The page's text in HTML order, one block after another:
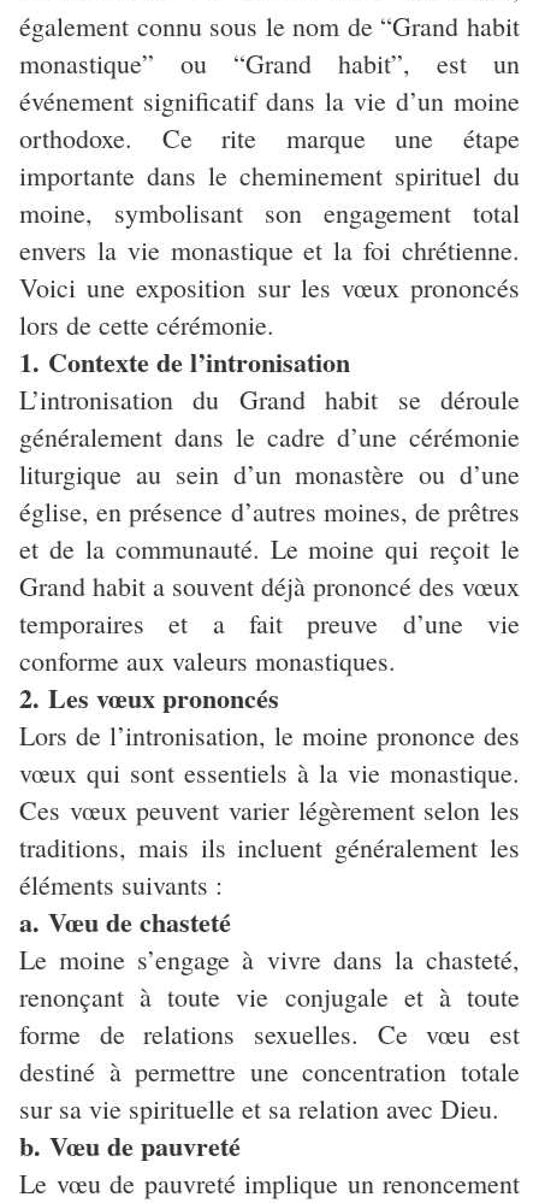
également connu sous le nom de “Grand habit
monastique” ou “Grand habit”, est un
événement significatif dans la vie d’un moine
orthodoxe. Ce rite marque une étape
importante dans le cheminement spirituel du
moine, symbolisant son engagement total
envers la vie monastique et la foi chrétienne.
Voici une exposition sur les vœux prononcés
lors de cette cérémonie.
1. Contexte de l’intronisation
L’intronisation du Grand habit se déroule
généralement dans le cadre d’une cérémonie
liturgique au sein d’un monastère ou d’une
église, en présence d’autres moines, de prêtres
et de la communauté. Le moine qui reçoit le
Grand habit a souvent déjà prononcé des vœux
temporaires et a fait preuve d’une vie
conforme aux valeurs monastiques.
2. Les vœux prononcés
Lors de l’intronisation, le moine prononce des
vœux qui sont essentiels à la vie monastique.
Ces vœux peuvent varier légèrement selon les
traditions, mais ils incluent généralement les
éléments suivants :
a. Vœu de chasteté
Le moine s’engage à vivre dans la chasteté,
renonçant à toute vie conjugale et à toute
forme de relations sexuelles. Ce vœu est
destiné à permettre une concentration totale
sur sa vie spirituelle et sa relation avec Dieu.
b. Vœu de pauvreté
Le vœu de pauvreté implique un renoncement